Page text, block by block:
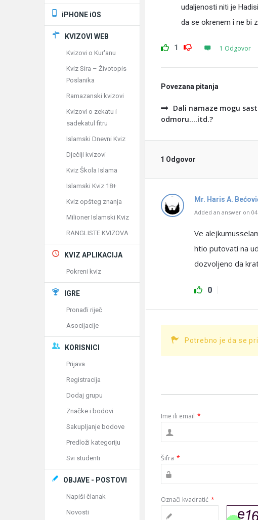
udaljenosti niti je
da se okrenem i ne bi
1 1 Odgovor
Povezana pitanja
Dali namaze mogu
odmoru....itd.?
1 Odgovor
Mr. Haris A.
Added an answer on
Ve
htio putovati na
dozvoljeno da
0
Potrebno je da se
Ime ili email *
Šifra *
Označi kvadratić *
iPHONE iOS
KVIZOVI WEB
Kvizovi o Kur'anu
Kviz Sira – Životopis
Poslanika
Ramazanski kvizovi
Kvizovi o zekatu i
sadekatul fitru
Islamski Dnevni Kviz
Dječiji kvizovi
Kviz Škola Islama
Islamski Kviz 18+
Kviz opšteg znanja
Milioner Islamski Kviz
RANGLISTE KVIZOVA
KVIZ APLIKACIJA
Pokreni kviz
IGRE
Pronađi riječ
Asocijacije
KORISNICI
Prijava
Registracija
Dodaj grupu
Značke i bodovi
Sakupljanje bodove
Predloži kategoriju
Svi studenti
OBJAVE - POSTOVI
Napiši članak
Novosti